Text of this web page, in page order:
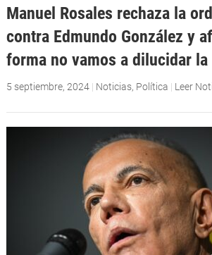
Manuel Rosales rechaza la
contra Edmundo González y
forma no vamos a dilucidar
5 septiembre, 2024| Noticias, Política | Leer